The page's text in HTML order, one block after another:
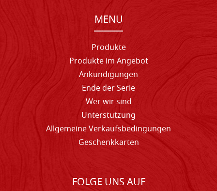
MENU
Produkte
Produkte im Angebot
Ankündigungen
Ende der Serie
Wer wir sind
Unterstutzung
Allgemeine Verkaufsbedingungen
Geschenkkarten
FOLGE UNS AUF